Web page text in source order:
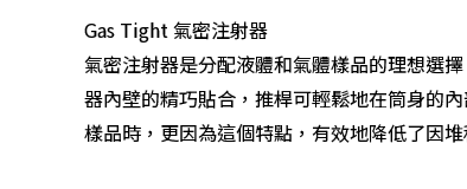
Gas Tight 氣密注射器
氣密注射器是分配液體和氣體樣品的理想選
器內壁的精巧貼合，推桿可輕鬆地在筒身的
樣品時，更因為這個特點，有效地降低了因